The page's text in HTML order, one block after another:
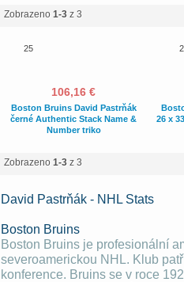
Zobrazeno 1-3 z 3
25
106,16 €
Boston Bruins David Pastrňák
černé Authentic Stack Name &
Number triko
26 x
Zobrazeno 1-3 z 3
David Pastrňák - NHL Stats
Boston Bruins
Boston Bruins je profesionální
severoamerickou NHL. Klub
konference. Bruins se v roce